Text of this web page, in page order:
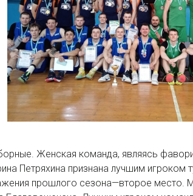
Женская команда, являясь
Петряхина признана лучшим
прошлого сезона—второе место.